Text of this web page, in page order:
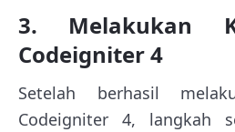
3. Melakukan
Codeigniter 4
Setelah berhasil
Codeigniter 4, langkah